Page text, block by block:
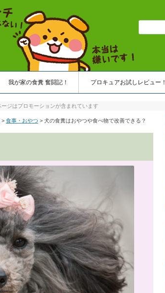
コンテンツへスキップ
我が家の食糞 奮闘記！ プロキュアお試しレビュー！
ージはプロモーションが含まれています
> 食事・おやつ > 犬の食糞はおやつや食べ物で改善できる？